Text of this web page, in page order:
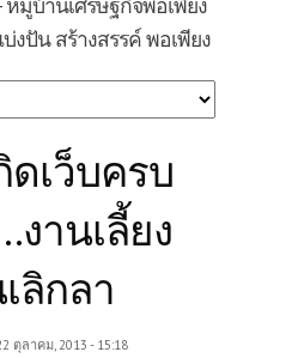
งปัน สร้างสรรค์ พอเพียง
ดเว็บครบ
งานเลี้ยง
ลิกลา
ตุลาคม, 2013 - 15:18